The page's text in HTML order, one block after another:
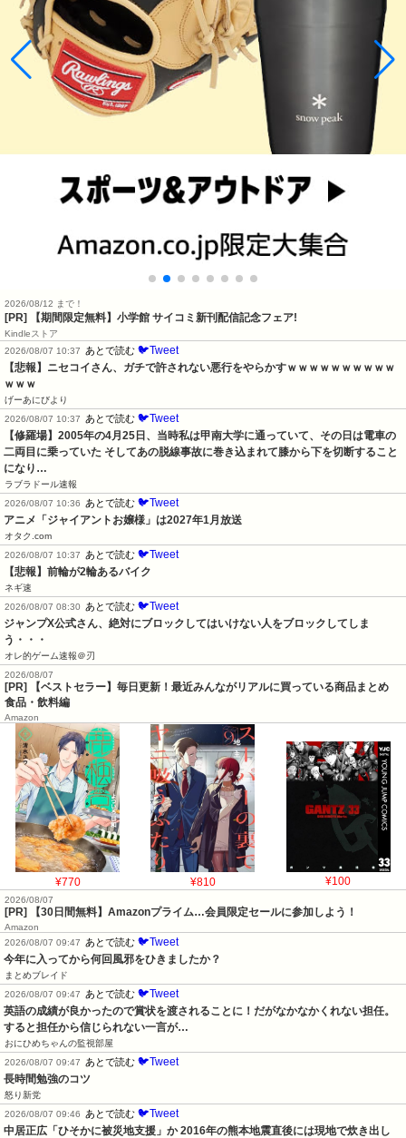
2026/08/12 まで！
[PR] 【期間限定無料】小学館 サイコミ新刊配信記念フェア!
Kindleストア
2026/08/07 10:37
あとで読む 🐦Tweet
【悲報】ニセコイさん、ガチで許されない悪行をやらかすｗｗｗｗｗｗｗｗｗｗ
ｗｗｗ
げーあにびより
2026/08/07 10:37
あとで読む 🐦Tweet
【修羅場】2005年の4月25日、当時私は甲南大学に通っていて、その日は電車の
二両目に乗っていた そしてあの脱線事故に巻き込まれて膝から下を切断すること
になり…
ラブラドール速報
2026/08/07 10:36
あとで読む 🐦Tweet
アニメ「ジャイアントお嬢様」は2027年1月放送
オタク.com
2026/08/07 10:37
あとで読む 🐦Tweet
【悲報】前輪が2輪あるバイク
ネギ速
2026/08/07 08:30
あとで読む 🐦Tweet
ジャンプX公式さん、絶対にブロックしてはいけない人をブロックしてしま
う・・・
オレ的ゲーム速報＠刃
2026/08/07
[PR] 【ベストセラー】毎日更新！最近みんながリアルに買っている商品まとめ
食品・飲料編
Amazon
¥770 ¥810 ¥100
2026/08/07
[PR] 【30日間無料】Amazonプライム…会員限定セールに参加しよう！
Amazon
2026/08/07 09:47
あとで読む 🐦Tweet
今年に入ってから何回風邪をひきましたか？
まとめブレイド
2026/08/07 09:47
あとで読む 🐦Tweet
英語の成績が良かったので賞状を渡されることに！だがなかなかくれない担任。
すると担任から信じられない一言が…
おにひめちゃんの監視部屋
2026/08/07 09:47
あとで読む 🐦Tweet
長時間勉強のコツ
怒り新党
2026/08/07 09:46
あとで読む 🐦Tweet
中居正広「ひそかに被災地支援」か 2016年の熊本地震直後には現地で炊き出し